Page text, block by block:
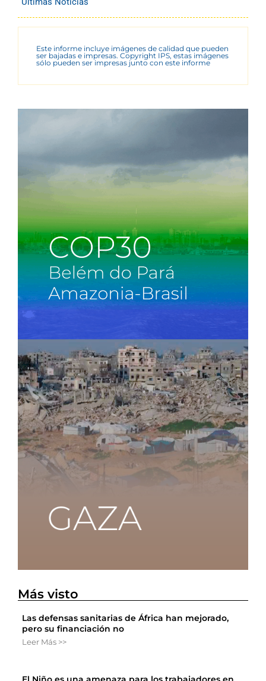
Este informe incluye imágenes de calidad que pueden
ser bajadas e impresas. Copyright IPS, estas imágenes
sólo pueden ser impresas junto con este informe
Más visto
Las defensas sanitarias de África han mejorado,
pero su financiación no
Leer Más >>